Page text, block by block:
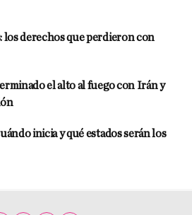
los derechos que perdieron con
el alto al fuego con Irán y
inicia y qué estados serán los